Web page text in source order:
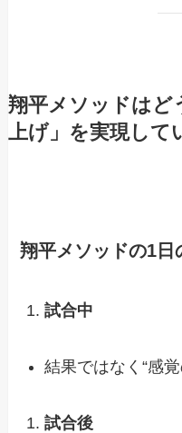
翔平メソッドはど
上げ」を実現して
翔平メソッドの1日
試合中
結果ではなく“感
試合後